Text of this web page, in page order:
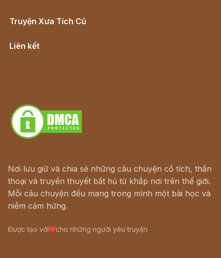
Truyện Xưa Tích Cũ
Liên kết
Nơi lưu giữ và chia sẻ những câu chuyện cổ tích, thần
thoại và truyền thuyết bất hủ từ khắp nơi trên thế giới.
Mỗi câu chuyện đều mang trong mình một bài học và
niềm cảm hứng.
Được tạo với cho những người yêu truyện